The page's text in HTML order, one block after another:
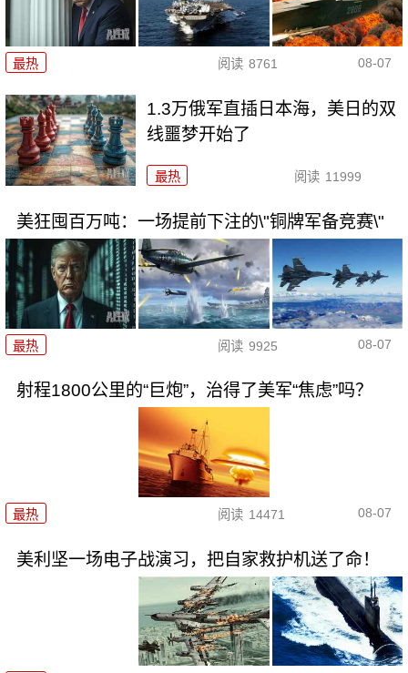
最热 阅读 8761 08-07
1.3万俄军直插日本海，美日的双
线噩梦开始了
最热 阅读 11999
美狂囤百万吨：一场提前下注的\"铜牌军备竞赛\"
最热 阅读 9925 08-07
射程1800公里的“巨炮”，治得了美军“焦虑”吗？
最热 阅读 14471 08-07
美利坚一场电子战演习，把自家救护机送了命！